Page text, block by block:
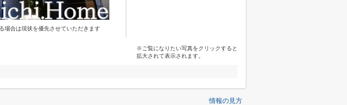
場合は現状を優先させていただきます
※ご覧になりたい写真をクリックすると
拡大されて表示されます。
情報の見方